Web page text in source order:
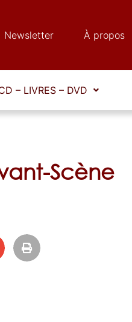
Newsletter À propos
– LIVRES – DVD
Scène